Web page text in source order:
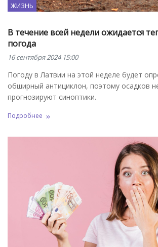
ЖИЗНЬ
В течение всей недели ожидается
погода
16 сентября 2024 15:00
Погоду в Латвии на этой неделе будет
обширный антициклон, поэтому осадков
прогнозируют синоптики.
Подробнее